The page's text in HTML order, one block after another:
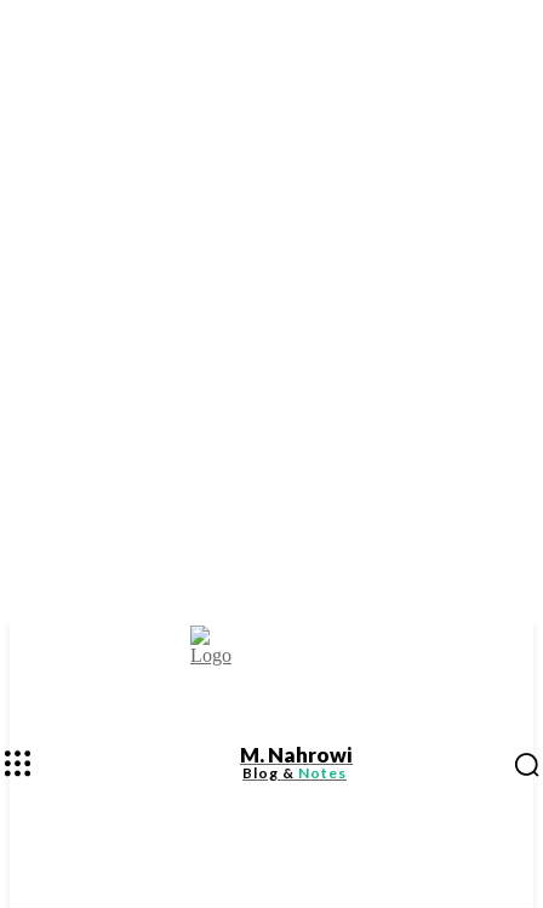
M. Nahrowi
Blog & Notes